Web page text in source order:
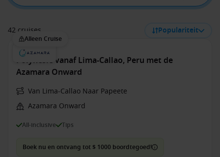
42 cruises Populariteit
Alleen Cruise
Polynesië vanaf Lima-Callao, Peru met de
Azamara Onward
Van Lima-Callao Naar Papeete
Azamara Onward
All-inclusive Tips
Boek nu en ontvang tot $ 1000 boordtegoed!